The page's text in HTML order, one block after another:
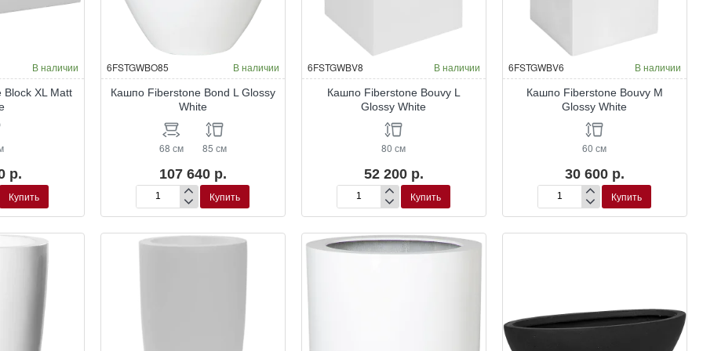
В наличии
XL Matt
р.
Купить
6FSTGWBO85 В наличии
Кашпо Fiberstone Bond L Glossy
White
68 см 85 см
107 640 р.
Кашпо
Fiberstone
Bond
L
Купить
6FSTGWBV8 В наличии
Кашпо Fiberstone Bouvy L
Glossy White
80 см
52 200 р.
Кашпо
Fiberstone
Bouvy
L
Купить
6FSTGWBV6 В наличии
Кашпо Fiberstone Bouvy M
Glossy White
60 см
30 600 р.
Кашпо
Fiberstone
Bouvy
Купить